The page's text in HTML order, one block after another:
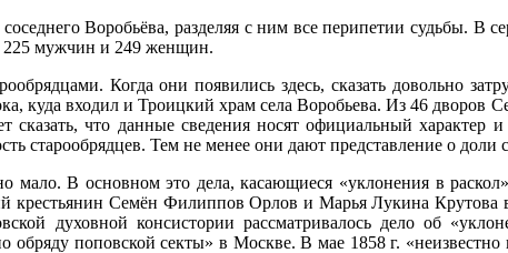
Воробьёва, разделяя с ним все перипетии судьбы. В
225 мужчин и 249 женщин.
Когда они появились здесь, сказать довольно
куда входил и Троицкий храм села Воробьева. Из 46 дворов
сказать, что данные сведения носят официальный характер
старообрядцев. Тем не менее они дают представление о
мало. В основном это дела, касающиеся «уклоненияв
крестьянин Семён Филиппов Орлов и Марья Лукина Крутова
духовной консистории рассматривалось дело об
обряду поповской секты» в Москве. В мае 1858 г. «неизвестно